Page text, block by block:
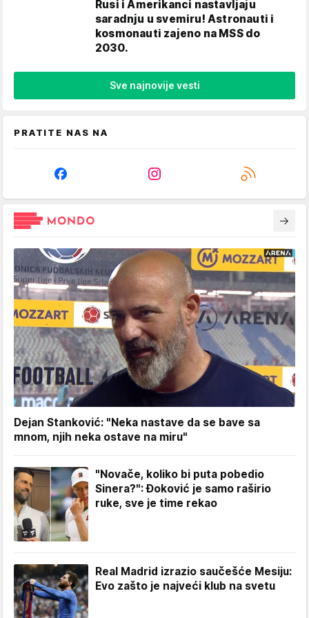
Rusi i Amerikanci nastavljaju
saradnju u svemiru! Astronauti i
kosmonauti zajeno na MSS do
2030.
Sve najnovije vesti
PRATITE NAS NA
Dejan Stanković: "Neka nastave da se bave sa
mnom, njih neka ostave na miru"
"Novače, koliko bi puta pobedio
Sinera?": Đoković je samo raširio
ruke, sve je time rekao
Real Madrid izrazio saučešće Mesiju:
Evo zašto je najveći klub na svetu